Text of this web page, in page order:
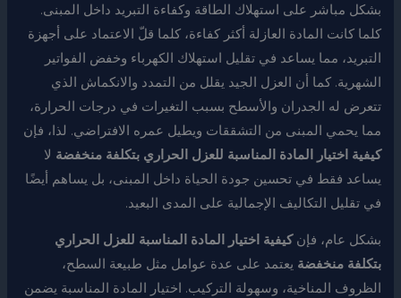
بشكل مباشر على استهلاك الطاقة وكفاءة التبريد داخل المبنى.
كلما كانت المادة العازلة أكثر كفاءة، كلما قلّ الاعتماد على أجهزة
التبريد، مما يساعد في تقليل استهلاك الكهرباء وخفض الفواتير
الشهرية. كما أن العزل الجيد يقلل من التمدد والانكماش الذي
تتعرض له الجدران والأسطح بسبب التغيرات في درجات الحرارة،
مما يحمي المبنى من التشققات ويطيل عمره الافتراضي. لذا، فإن
كيفية اختيار المادة المناسبة للعزل الحراري بتكلفة منخفضة لا
يساعد فقط في تحسين جودة الحياة داخل المبنى، بل يساهم أيضًا
في تقليل التكاليف الإجمالية على المدى البعيد.
بشكل عام، فإنكيفية اختيار المادة المناسبة للعزل الحراري
بتكلفة منخفضة يعتمد على عدة عوامل مثل طبيعة السطح،
الظروف المناخية، وسهولة التركيب. اختيار المادة المناسبة يضمن